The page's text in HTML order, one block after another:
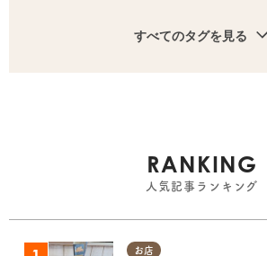
すべてのタグを見る
RANKING
人気記事ランキング
お店